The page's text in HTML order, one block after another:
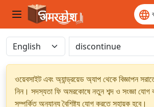
ওয়েবসাইট এবং অ্যান্ড্রয়েড অ্যাপ থেকে বিজ্ঞাপন
নিন। সদস্যতা ফি অমরকোষে নতুন শব্দ ও সংজ্ঞা যোগ
সম্পর্কিত অন্যান্য বৈশিষ্ট্য যোগ করতে সহায়ক হবে।